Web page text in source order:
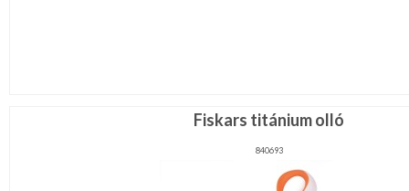
Fiskars titánium olló
840693